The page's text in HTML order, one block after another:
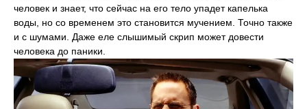
человек и знает, что сейчас на его тело упадет капелька
воды, но со временем это становится мучением. Точно также
и с шумами. Даже еле слышимый скрип может довести
человека до паники.